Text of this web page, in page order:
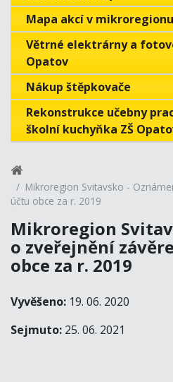
Mapa akcí v mikroregionu
Větrné elektrárny a
Opatov
Nákup štěpkovače
Rekonstrukce učebny
školní kuchyňka ZŠ
Mikroregion Svitavsko -
účtu obce za r. 2019
Mikroregion
o zveřejnění
obce za r. 2019
Vyvěšeno: 19. 06. 2020
Sejmuto: 25. 06. 2021